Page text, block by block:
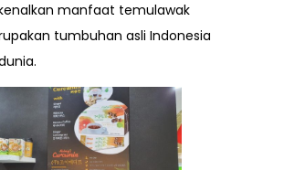
manfaat temulawak
tumbuhan asli Indonesia